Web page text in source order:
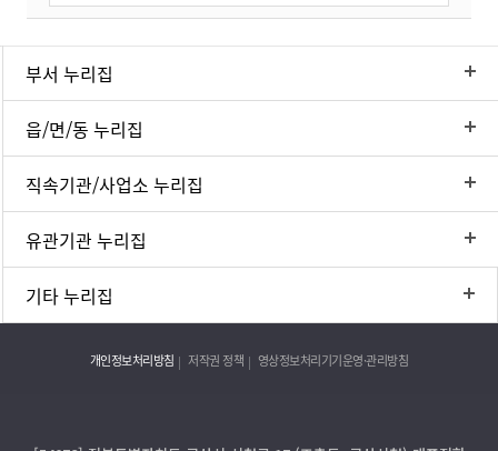
부서 누리집
읍/면/동 누리집
직속기관/사업소 누리집
유관기관 누리집
기타 누리집
개인정보처리방침 저작권 정책 영상정보처리기기운영·관리방침